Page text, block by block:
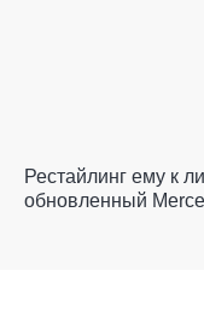
Рестайлинг ему к
обновленный